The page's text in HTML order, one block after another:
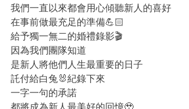
我們一直以來都會用心傾聽新人的喜好
在事前做最充足的準備💪🏻
給予獨一無二的婚禮錄影🎬
因為我們團隊知道
是新人將他們人生最重要的日子
託付給白兔🐰紀錄下來
一字一句的承諾